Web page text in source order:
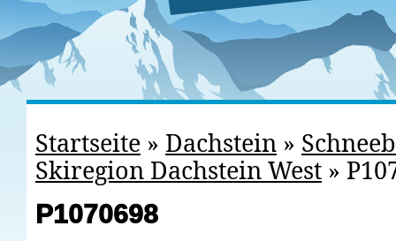
Startseite » Dachstein »
Skiregion Dachstein West »
P1070698